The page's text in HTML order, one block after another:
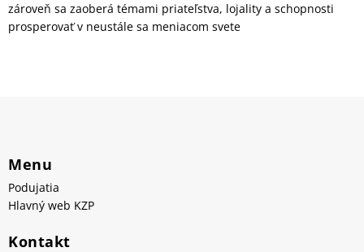
zároveň sa zaoberá témami priateľstva, lojality a schopnosti
prosperovať v neustále sa meniacom svete
Menu
Podujatia
Hlavný web KZP
Kontakt